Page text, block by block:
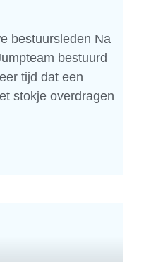
bestuursleden Na
bestuurd
tijd dat een
stokje overdragen